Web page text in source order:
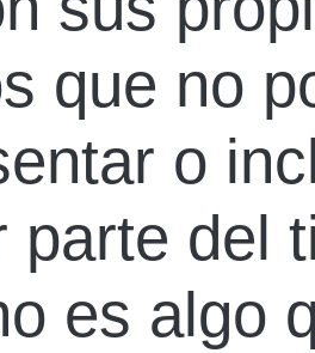
que no
o
parte del
es algo